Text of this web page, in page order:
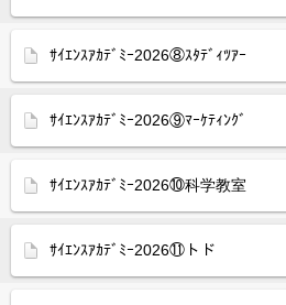
ｻｲｴﾝｽｱｶﾃﾞﾐｰ2026⑧ｽﾀﾃﾞｨﾂｱｰ
ｻｲｴﾝｽｱｶﾃﾞﾐｰ2026⑨ﾏｰｹﾃｨﾝｸﾞ
ｻｲｴﾝｽｱｶﾃﾞﾐｰ2026⑩科学教室
ｻｲｴﾝｽｱｶﾃﾞﾐｰ2026⑪トド